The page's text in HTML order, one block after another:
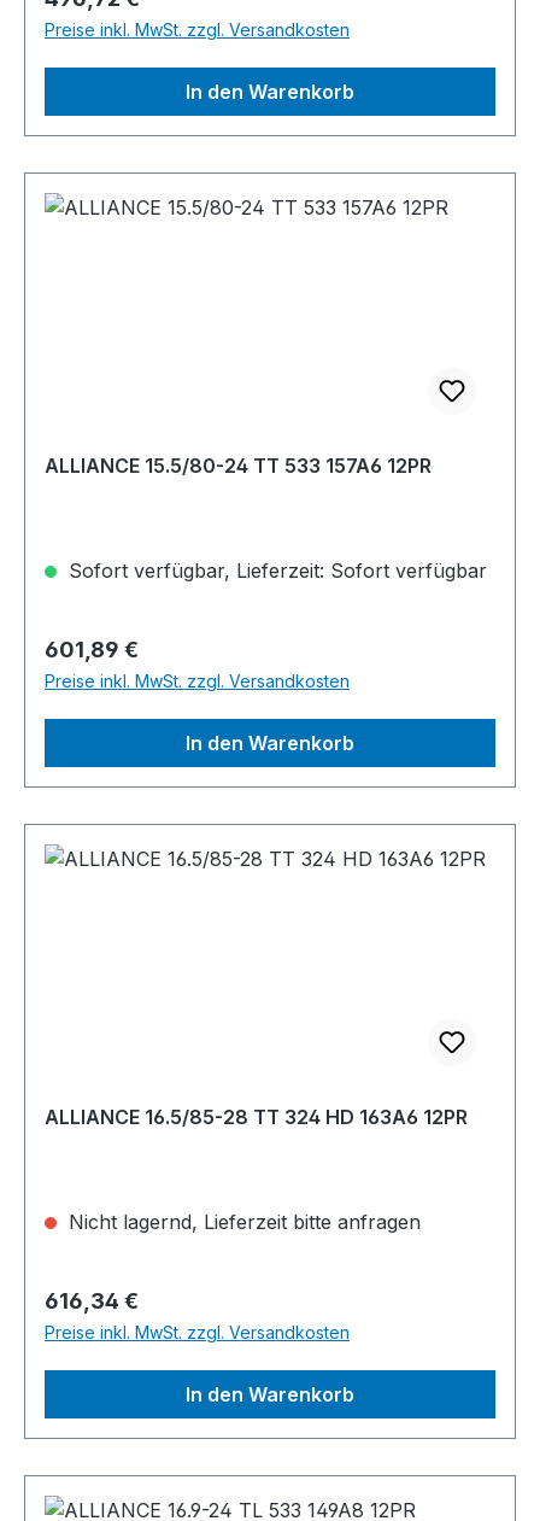
Preise inkl. MwSt. zzgl. Versandkosten
In den Warenkorb
ALLIANCE 15.5/80-24 TT 533 157A6 12PR
Sofort verfügbar, Lieferzeit: Sofort verfügbar
Regulärer Preis:
601,89 €
Preise inkl. MwSt. zzgl. Versandkosten
In den Warenkorb
ALLIANCE 16.5/85-28 TT 324 HD 163A6 12PR
Nicht lagernd, Lieferzeit bitte anfragen
Regulärer Preis:
616,34 €
Preise inkl. MwSt. zzgl. Versandkosten
In den Warenkorb